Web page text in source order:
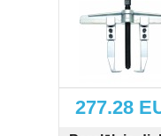
277.28
Hidrauliskie
preses, pacēlāji,
Riepu montāža un
Skapji uz riteņiem,
kastes (14)